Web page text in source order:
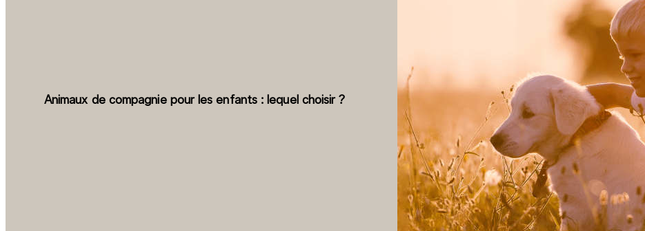
Animaux de compagnie pour les enfants : lequel choisir ?